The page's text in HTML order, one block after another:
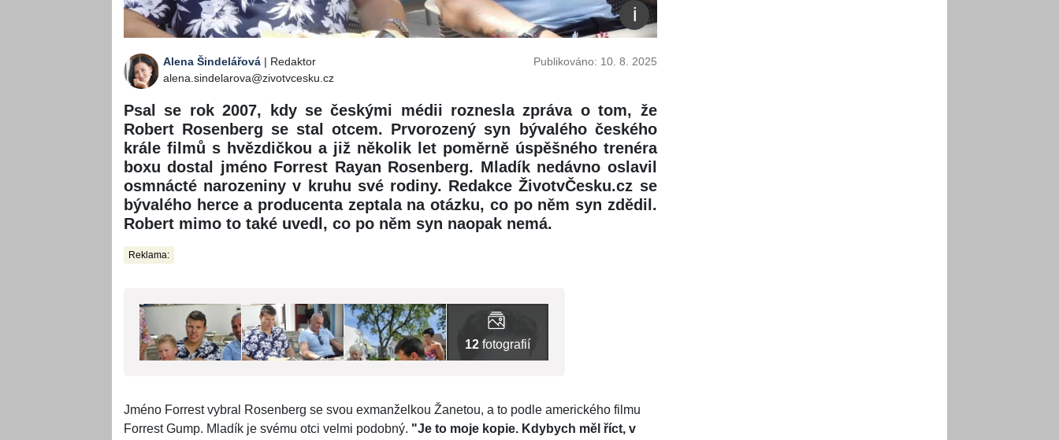
Alena Šindelářová | Redaktor
alena.sindelarova@zivotvcesku.cz
Publikováno: 10. 8. 2025
Psal se rok 2007, kdy se českými médii roznesla zpráva o tom, že
Robert Rosenberg se stal otcem. Prvorozený syn bývalého českého
krále filmů s hvězdičkou a již několik let poměrně úspěšného trenéra
boxu dostal jméno Forrest Rayan Rosenberg. Mladík nedávno oslavil
osmnácté narozeniny v kruhu své rodiny. Redakce ŽivotvČesku.cz se
bývalého herce a producenta zeptala na otázku, co po něm syn zdědil.
Robert mimo to také uvedl, co po něm syn naopak nemá.
Reklama:
12 fotografií
Jméno Forrest vybral Rosenberg se svou exmanželkou Žanetou, a to podle amerického filmu
Forrest Gump. Mladík je svému otci velmi podobný. "Je to moje kopie. Kdybych měl říct, v